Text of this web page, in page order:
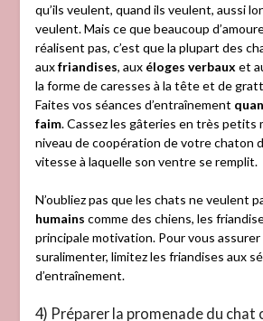
qu’ils veulent, quand ils veulent, aussi
veulent. Mais ce que beaucoup
réalisent pas, c’est que la plupart des
auxfriandises, aux éloges verbaux et
la forme de caresses à la tête et de
Faites vos séances d’entraînement
faim. Cassez les gâteries en très petits
niveau de coopération de votre chaton
vitesse à laquelle son ventre se remplit.
N’oubliez pas que les chats ne veulent
humains comme des chiens, les
principale motivation. Pour vous assurer
suralimenter, limitez les friandises aux
d’entraînement.
4) Préparer la promenade du chat